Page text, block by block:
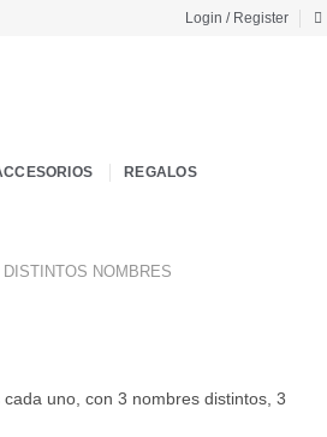
Login / Register
REGALOS
NOMBRES
uno, con 3 nombres distintos, 3